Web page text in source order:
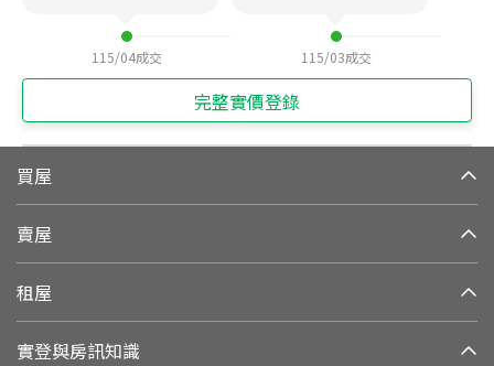
115/04成交 115/03成交
完整實價登錄
買屋
賣屋
租屋
實登與房訊知識